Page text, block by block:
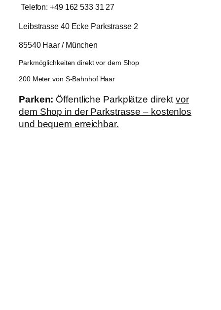
Telefon: +49 162 533 31 27
Leibstrasse 40 Ecke Parkstrasse 2
85540 Haar / München
Parkmöglichkeiten direkt vor dem Shop
200 Meter von S-Bahnhof Haar
Parken: Öffentliche Parkplätze direktvor
dem Shop in der Parkstrasse – kostenlos
und bequem erreichbar.